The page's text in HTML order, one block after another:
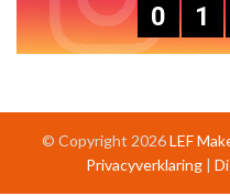
0
1
© Copyright 2026LEF
Privacyverklaring|